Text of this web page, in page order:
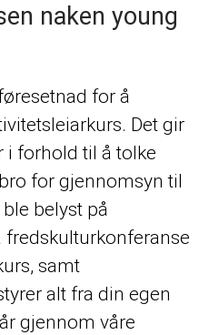
naken young
for å
Det gir
i forhold til å tolke
for gjennomsyn til
belyst på
fredskulturkonferanse
samt
alt fra din egen
gjennom våre